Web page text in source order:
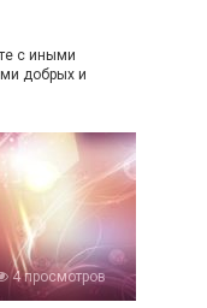
с иными
добрых и
4 просмотров